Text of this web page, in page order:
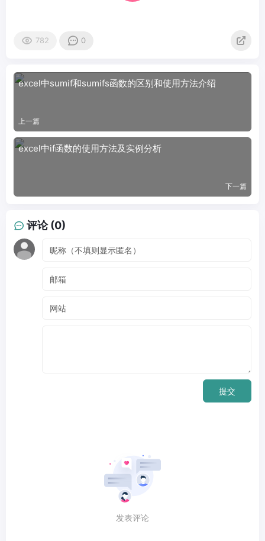
782 0
excel中sumif和sumifs函数的区别和使用方法介绍
上一篇
excel中if函数的使用方法及实例分析
下一篇
评论 (0)
提交
发表评论